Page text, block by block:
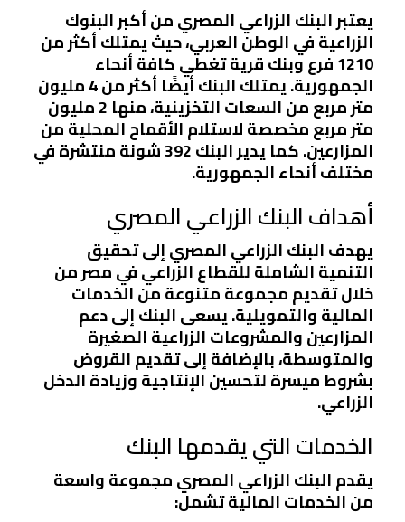
يعتبر البنك الزراعي المصري من أكبر البنوك
الزراعية في الوطن العربي، حيث يمتلك أكثر من
1210 فرع وبنك قرية تغطي كافة أنحاء
الجمهورية. يمتلك البنك أيضًا أكثر من 4 مليون
متر مربع من السعات التخزينية، منها 2 مليون
متر مربع مخصصة لاستلام الأقماح المحلية من
المزارعين. كما يدير البنك 392 شونة منتشرة في
مختلف أنحاء الجمهورية.
أهداف البنك الزراعي المصري
يهدف البنك الزراعي المصري إلى تحقيق
التنمية الشاملة للقطاع الزراعي في مصر من
خلال تقديم مجموعة متنوعة من الخدمات
المالية والتمويلية. يسعى البنك إلى دعم
المزارعين والمشروعات الزراعية الصغيرة
والمتوسطة، بالإضافة إلى تقديم القروض
بشروط ميسرة لتحسين الإنتاجية وزيادة الدخل
الزراعي.
الخدمات التي يقدمها البنك
يقدم البنك الزراعي المصري مجموعة واسعة
من الخدمات المالية تشمل: